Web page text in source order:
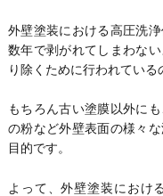
外壁塗装における高圧洗
数年で剥がれてしまわな
り除くために行われている
もちろん古い塗膜以外に
の粉など外壁表面の様々
目的です。
よって、外壁塗装におけ